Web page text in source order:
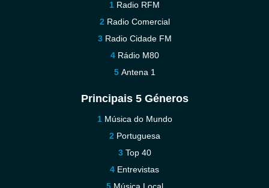
Radio RFM
Radio Comercial
Radio Cidade FM
Rádio M80
Antena 1
Principais 5 Géneros
Música do Mundo
Portuguesa
Top 40
Entrevistas